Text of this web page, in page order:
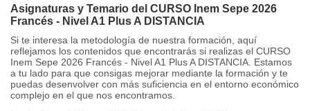
Asignaturas y Temario del CURSO Inem Sepe 2026
Francés - Nivel A1 Plus A DISTANCIA
Si te interesa la metodología de nuestra formación, aquí
reflejamos los contenidos que encontrarás si realizas el CURSO
Inem Sepe 2026 Francés - Nivel A1 Plus A DISTANCIA. Estamos
a tu lado para que consigas mejorar mediante la formación y te
puedas desenvolver con más suficiencia en el entorno económico
complejo en el que nos encontramos.